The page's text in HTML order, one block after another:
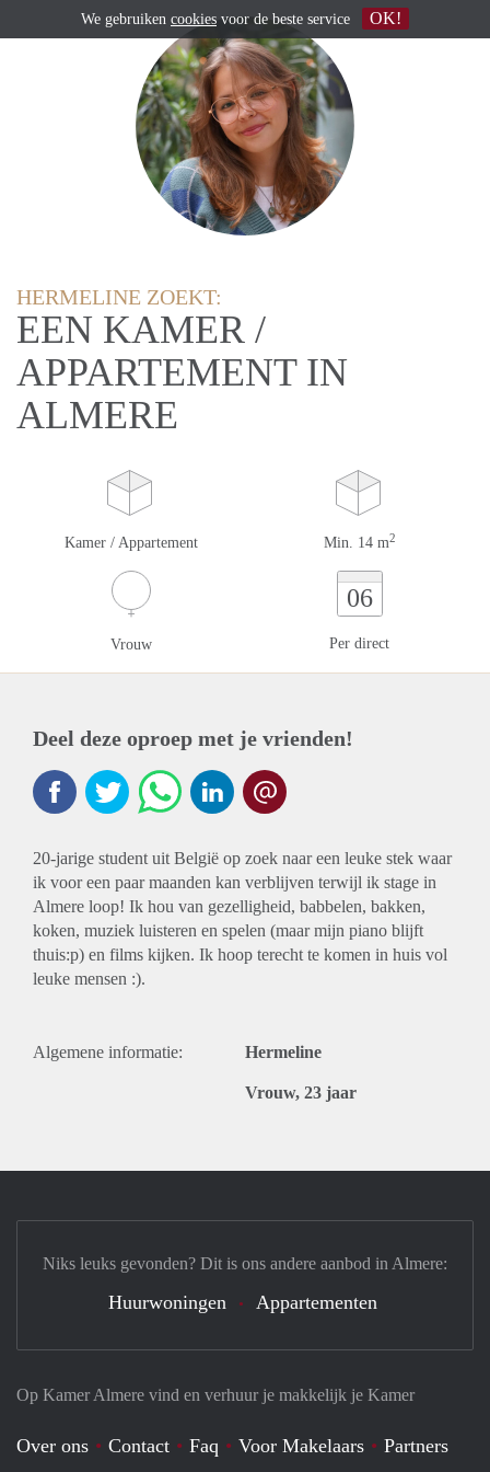
HERMELINE ZOEKT:
EEN KAMER /
APPARTEMENT IN
ALMERE
Kamer / Appartement Min. 14 m2
Vrouw
06
Per direct
Deel deze oproep met je vrienden!
20-jarige student uit België op zoek naar een leuke stek waar
ik voor een paar maanden kan verblijven terwijl ik stage in
Almere loop! Ik hou van gezelligheid, babbelen, bakken,
koken, muziek luisteren en spelen (maar mijn piano blijft
thuis:p) en films kijken. Ik hoop terecht te komen in huis vol
leuke mensen :).
Algemene informatie: Hermeline
Vrouw, 23 jaar
Op Kamer Almere vind en verhuur je makkelijk je Kamer
Over ons Contact Faq Voor Makelaars Partners
Niks leuks gevonden? Dit is ons andere aanbod in Almere:
Huurwoningen Appartementen
We gebruiken cookies voor de beste service OK!